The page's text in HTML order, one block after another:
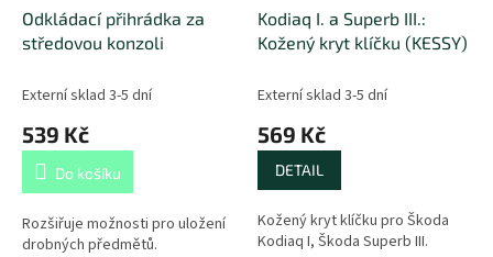
Odkládací přihrádka za
středovou konzoli
Externí sklad 3-5 dní
539 Kč
Do košíku
Rozšiřuje možnosti pro uložení
drobných předmětů.
Kodiaq I. a Superb III.:
Kožený kryt klíčku (KESSY)
Externí sklad 3-5 dní
569 Kč
DETAIL
Kožený kryt klíčku pro Škoda
Kodiaq I, Škoda Superb III.